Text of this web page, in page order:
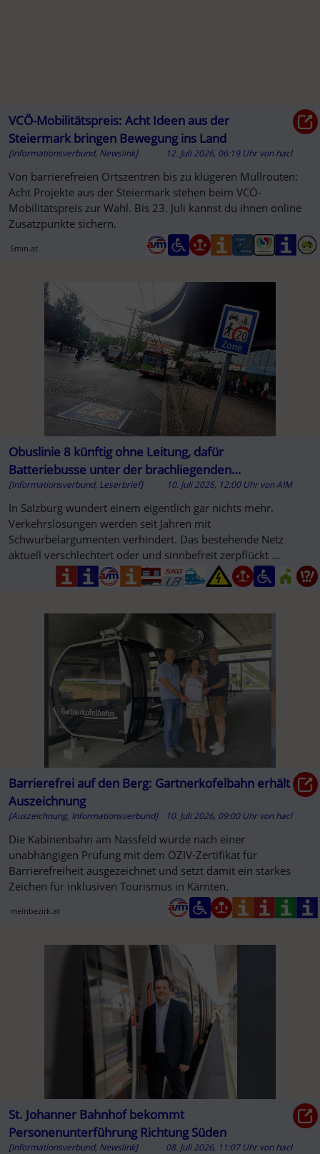
VCÖ-Mobilitätspreis: Acht Ideen aus der
Steiermark bringen Bewegung ins Land
[Informationsverbund, Newslink] 12. Juli 2026, 06:19 Uhr vonhacl
Von barrierefreien Ortszentren bis zu klügeren Müllrouten:
Acht Projekte aus der Steiermark stehen beim VCÖ-
Mobilitätspreis zur Wahl. Bis 23. Juli kannst du ihnen online
Zusatzpunkte sichern.
5min.at
Obuslinie 8 künftig ohne Leitung, dafür
Batteriebusse unter der brachliegenden
Oberleitung
[Informationsverbund, Leserbrief] 10. Juli 2026, 12:00 Uhr vonAIM
In Salzburg wundert einem eigentlich gar nichts mehr.
Verkehrslösungen werden seit Jahren mit
Schwurbelargumenten verhindert. Das bestehende Netz
aktuell verschlechtert oder und sinnbefreit zerpflückt ...
Barrierefrei auf den Berg: Gartnerkofelbahn erhält
Auszeichnung
[Auszeichnung, Informationsverbund] 10. Juli 2026, 09:00 Uhr vonhacl
Die Kabinenbahn am Nassfeld wurde nach einer
unabhängigen Prüfung mit dem ÖZIV-Zertifikat für
Barrierefreiheit ausgezeichnet und setzt damit ein starkes
Zeichen für inklusiven Tourismus in Kärnten.
meinbezirk.at
St. Johanner Bahnhof bekommt
Personenunterführung Richtung Süden
[Informationsverbund, Newslink] 08. Juli 2026, 11:07 Uhr vonhacl